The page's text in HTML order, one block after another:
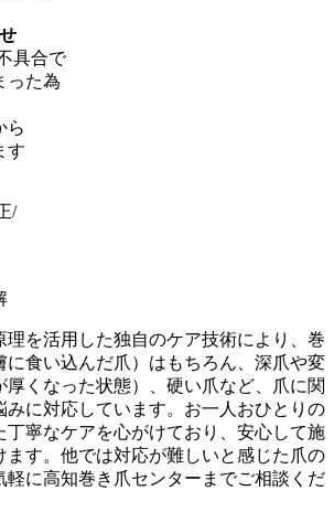
具合で
った為
ら
す
/
理を活用した独自のケア技術により、巻
に食い込んだ爪）はもちろん、深爪や変
厚くなった状態）、硬い爪など、爪に関
みに対応しています。お一人おひとりの
丁寧なケアを心がけており、安心して施
ます。他では対応が難しいと感じた爪の
軽に高知巻き爪センターまでご相談くだ